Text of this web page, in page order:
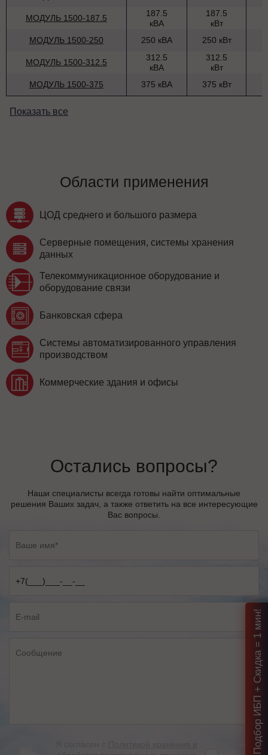
МОДУЛЬ 1500-187.5
187.5
кВА
187.5
кВт
МОДУЛЬ 1500-250
250 кВА 250 кВт
МОДУЛЬ 1500-312.5
312.5
кВА
312.5
кВт
МОДУЛЬ 1500-375
375 кВА 375 кВт
Показать все
Области применения
ЦОД среднего и большого размера
Серверные помещения, системы хранения
данных
Телекоммуникационное оборудование и
оборудование связи
Банковская сфера
Системы автоматизированного управления
производством
Коммерческие здания и офисы
Остались вопросы?
Наши специалисты всегда готовы найти оптимальные
решения Ваших задач, а также ответить на все интересующие
Вас вопросы.
Подбор ИБП + Скидка = 1 мин!